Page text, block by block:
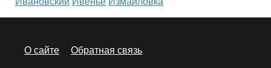
О сайте
Обратная связь